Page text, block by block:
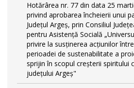
Hotărârea nr. 77 din data 25
privind aprobarea încheierii unui
Județul Argeș, prin Consiliul
pentru Asistență Socială
privire la susținerea acțiunilor
perioadei de sustenabilitate a
sprijin în scopul creșterii spiritului
județului Argeș"